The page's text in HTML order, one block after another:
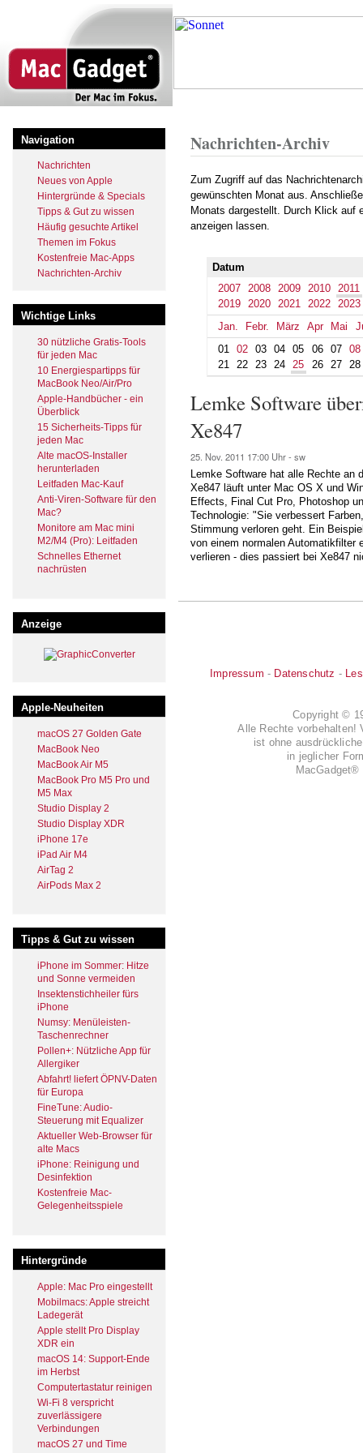
zum
Navigation
Nachrichten
Neues von Apple
Hintergründe & Specials
Tipps & Gut zu wissen
Häufig gesuchte Artikel
Themen im Fokus
Kostenfreie Mac-Apps
Nachrichten-Archiv
Wichtige Links
30 nützliche Gratis-Tools
für jeden Mac
10 Energiespartipps für
MacBook Neo/Air/Pro
Apple-Handbücher - ein
Überblick
15 Sicherheits-Tipps für
jeden Mac
Alte macOS-Installer
herunterladen
Leitfaden Mac-Kauf
Anti-Viren-Software für den
Mac?
Monitore am Mac mini
M2/M4 (Pro): Leitfaden
Schnelles Ethernet
nachrüsten
Anzeige
Apple-Neuheiten
macOS 27 Golden Gate
MacBook Neo
MacBook Air M5
MacBook Pro M5 Pro und
M5 Max
Studio Display 2
Studio Display XDR
iPhone 17e
iPad Air M4
AirTag 2
AirPods Max 2
Tipps & Gut zu wissen
iPhone im Sommer: Hitze
und Sonne vermeiden
Insektenstichheiler fürs
iPhone
Numsy: Menüleisten-
Taschenrechner
Pollen+: Nützliche App für
Allergiker
Abfahrt! liefert ÖPNV-Daten
für Europa
FineTune: Audio-
Steuerung mit Equalizer
Aktueller Web-Browser für
alte Macs
iPhone: Reinigung und
Desinfektion
Kostenfreie Mac-
Gelegenheitsspiele
Hintergründe
Apple: Mac Pro eingestellt
Mobilmacs: Apple streicht
Ladegerät
Apple stellt Pro Display
XDR ein
macOS 14: Support-Ende
im Herbst
Computertastatur reinigen
Wi-Fi 8 verspricht
zuverlässigere
Verbindungen
macOS 27 und Time
Nachrichten-Archiv
Zum Zugriff auf das
gewünschten Monat aus.
Monats dargestellt. Durch Klick auf
anzeigen lassen.
Datum
2007
2008 2009 2010
2011
2019
2020 2021 2022
2023
Jan.
Febr. März Apr Mai
01
02 03 04 05 06 07
08
21
22 23 24 25 26 27 28
Lemke Software
Xe847
25. Nov. 2011 17:00 Uhr - sw
Lemke Software hat alle Rechte an
Xe847 läuft unter Mac OS X und
Effects, Final Cut Pro, Photoshop
Technologie: "Sie verbessert
Stimmung verloren geht. Ein
von einem normalen Automatikfilter
verlieren - dies passiert bei Xe847
Impressum - Datenschutz -
Copyright ©
Alle Rechte vorbehalten!
ist ohne
in jeglicher
MacGadget®